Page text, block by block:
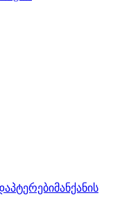
მანქანის